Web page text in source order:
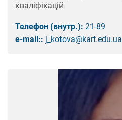
кваліфікацій
Телефон (внутр.): 21-89
e-mail:: j_kotova@kart.edu.ua